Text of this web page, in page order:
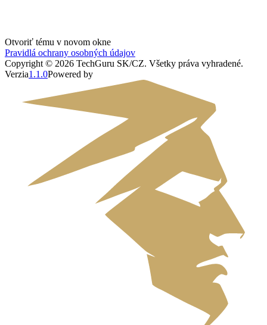
Otvoriť tému v novom okne
Pravidlá ochrany osobných údajov
Copyright © 2026 TechGuru SK/CZ. Všetky práva vyhradené.
Verzia1.1.0Powered by